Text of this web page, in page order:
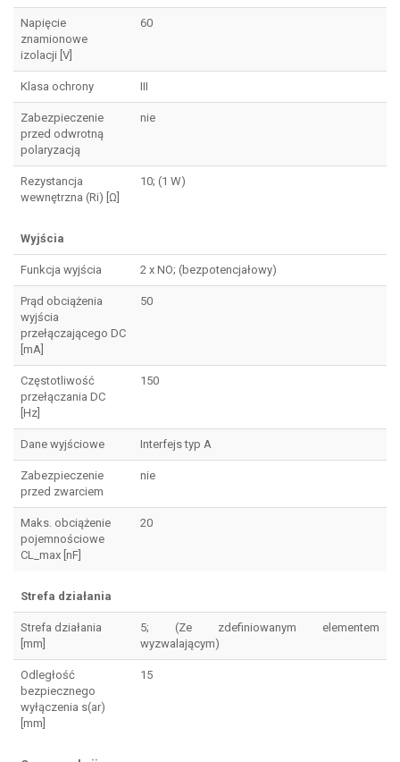
Napięcie
znamionowe
izolacji [V]
60
Klasa ochrony III
Zabezpieczenie
przed odwrotną
polaryzacją
nie
Rezystancja
wewnętrzna (Ri) [Ω]
10; (1 W)
Wyjścia
Funkcja wyjścia 2 x NO; (bezpotencjałowy)
Prąd obciążenia
wyjścia
przełączającego DC
[mA]
50
Częstotliwość
przełączania DC
[Hz]
150
Dane wyjściowe Interfejs typ A
Zabezpieczenie
przed zwarciem
nie
Maks. obciążenie
pojemnościowe
CL_max [nF]
20
Strefa działania
Strefa działania
[mm]
5; (Ze zdefiniowanym elementem
wyzwalającym)
Odległość
bezpiecznego
wyłączenia s(ar)
[mm]
15